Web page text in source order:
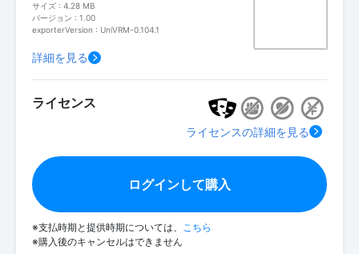
サイズ : 4.28 MB
バージョン : 1.00
exporterVersion : UniVRM-0.104.1
詳細を見る
ライセンス
ライセンスの詳細を見る
ログインして購入
※支払時期と提供時期については、 こちら
※購入後のキャンセルはできません